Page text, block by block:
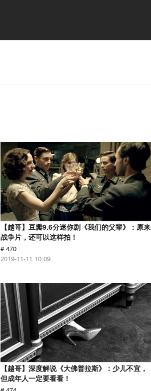
【越哥】豆瓣9.6分迷你剧《我们的父辈》：原来
战争片，还可以这样拍！
# 470
2019-11-11 10:09
【越哥】深度解说《大佛普拉斯》：少儿不宜，
但成年人一定要看看！